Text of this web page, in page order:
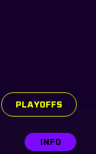
PLAYOFFS
INFO